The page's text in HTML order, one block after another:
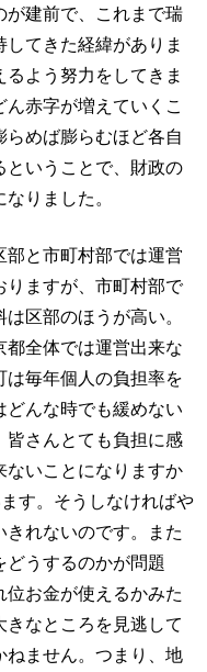
が建前で、これまで瑞
てきた経緯がありま
よう努力をしてきま
赤字が増えていくこ
めば膨らむほど各自
ということで、財政の
りました。
部と市町村部では運営
りますが、市町村部で
区部のほうが高い。
全体では運営出来な
毎年個人の負担率を
んな時でも緩めない
皆さんとても負担に感
ないことになりますか
す。そうしなければや
れないのです。また
うするのかが問題
お金が使えるかみた
なところを見逃して
ねません。つまり、地